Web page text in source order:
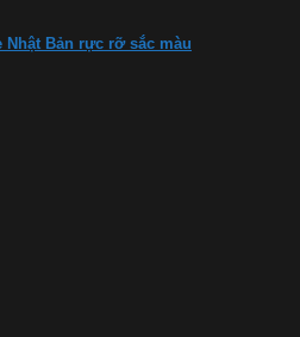
Bản rực rỡ sắc màu